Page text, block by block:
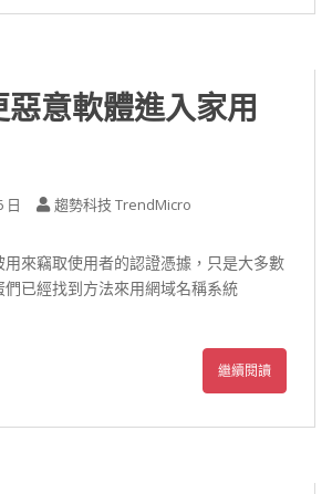
意軟體進入家用
日 趨勢科技 TrendMicro
用來竊取使用者的認證憑據，只是大多數
們已經找到方法來用網域名稱系統
繼續閱讀